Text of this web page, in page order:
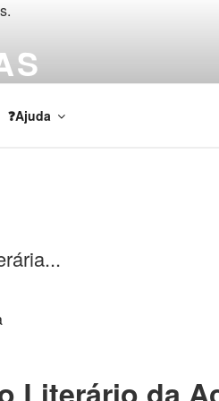
❓Ajuda
Literário da